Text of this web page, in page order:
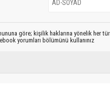
göre; kişilik haklarına yönelik her
yorumları bölümünü kullanınız